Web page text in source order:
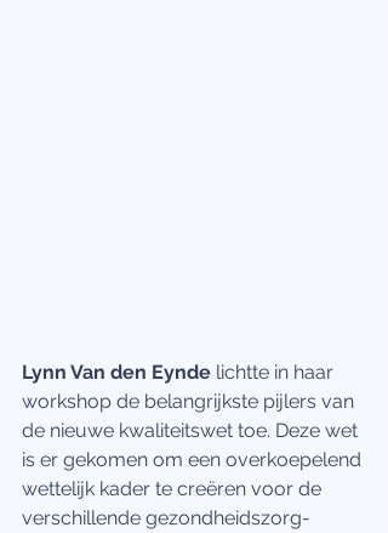
Lynn Van den Eynde lichtte in haar
workshop de belangrijkste pijlers van
de nieuwe kwaliteitswet toe. Deze wet
is er gekomen om een overkoepelend
wettelijk kader te creëren voor de
verschillende gezondheidszorg-